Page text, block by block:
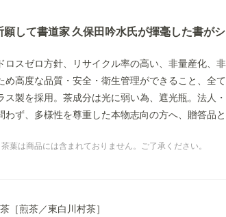
願して書道家 久保田吟水氏が揮毫した書が
ロスゼロ方針、リサイクル率の高い、非量産化、
め高度な品質・安全・衛生管理ができること、全
ス製を採用。茶成分は光に弱い為、遮光瓶。法人
わず、多様性を尊重した本物志向の方へ、贈答品と
葉は商品には含まれておりません。ご了承ください。
［煎茶／東白川村茶］